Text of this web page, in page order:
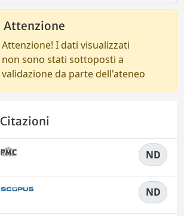
Attenzione
Attenzione! I dati visualizzati
non sono stati sottoposti a
validazione da parte dell'ateneo
Citazioni
ND
ND